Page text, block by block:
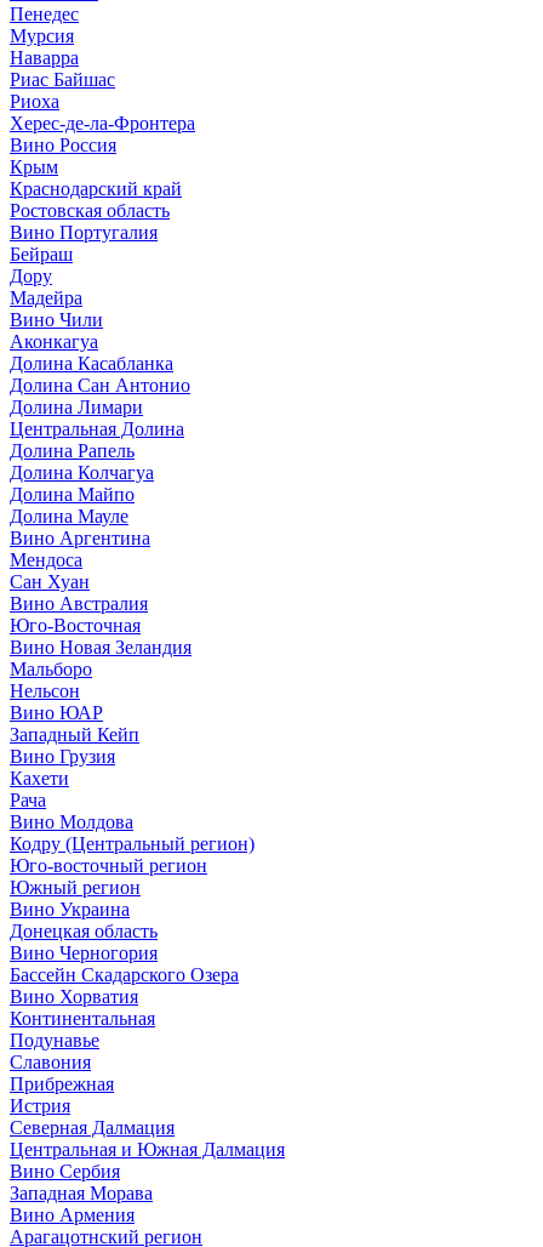
Пенедес
Мурсия
Наварра
Риас Байшас
Риоха
Херес-де-ла-Фронтера
Вино Россия
Крым
Краснодарский край
Ростовская область
Вино Португалия
Бейраш
Дору
Мадейра
Вино Чили
Аконкагуа
Долина Касабланка
Долина Сан Антонио
Долина Лимари
Центральная Долина
Долина Рапель
Долина Колчагуа
Долина Майпо
Долина Мауле
Вино Аргентина
Мендоса
Сан Хуан
Вино Австралия
Юго-Восточная
Вино Новая Зеландия
Мальборо
Нельсон
Вино ЮАР
Западный Кейп
Вино Грузия
Кахети
Рача
Вино Молдова
Кодру (Центральный регион)
Юго-восточный регион
Южный регион
Вино Украина
Донецкая область
Вино Черногория
Бассейн Скадарского Озера
Вино Хорватия
Континентальная
Подунавье
Славония
Прибрежная
Истрия
Северная Далмация
Центральная и Южная Далмация
Вино Сербия
Западная Морава
Вино Армения
Арагацотнский регион